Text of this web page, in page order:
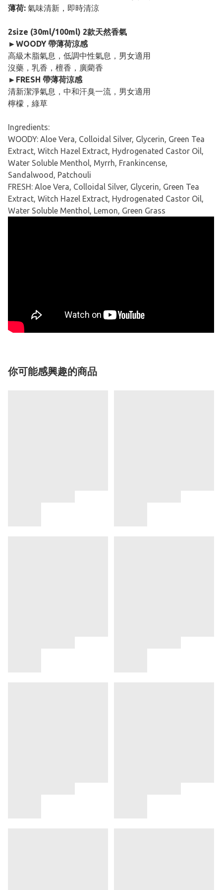
薄荷: 氣味清新，即時清涼
2size (30ml/100ml) 2款天然香氣
►WOODY 帶薄荷涼感
高級木脂氣息，低調中性氣息，男女適用
沒藥，乳香，檀香，廣藺香
►FRESH 帶薄荷涼感
清新潔淨氣息，中和汗臭一流，男女適用
檸檬，綠草
Ingredients:
WOODY: Aloe Vera, Colloidal Silver, Glycerin, Green Tea
Extract, Witch Hazel Extract, Hydrogenated Castor Oil,
Water Soluble Menthol, Myrrh, Frankincense,
Sandalwood, Patchouli
FRESH: Aloe Vera, Colloidal Silver, Glycerin, Green Tea
Extract, Witch Hazel Extract, Hydrogenated Castor Oil,
Water Soluble Menthol, Lemon, Green Grass
你可能感興趣的商品